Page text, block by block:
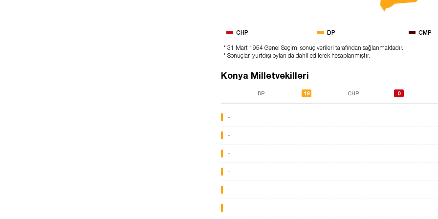
CHP DP CMP
* 31 Mart 1954 Genel Seçimi sonuç verileri tarafından sağlanmaktadır.
* Sonuçlar, yurtdışı oyları da dahil edilerek hesaplanmıştır.
Konya Milletvekilleri
DP 19 CHP 0
-
-
-
-
-
-